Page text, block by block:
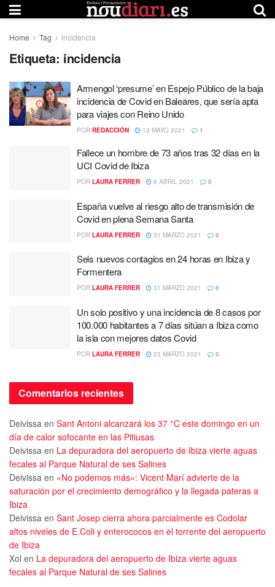
Home Tag incidencia
Etiqueta: incidencia
Armengol ‘presume’ en Espejo Público de la baja
incidencia de Covid en Baleares, que sería apta
para viajes con Reino Unido
POR REDACCIÓN 13 MAYO 2021 1
Fallece un hombre de 73 años tras 32 días en la
UCI Covid de Ibiza
POR LAURA FERRER 6 ABRIL 2021 0
España vuelve al riesgo alto de transmisión de
Covid en plena Semana Santa
POR LAURA FERRER 31 MARZO 2021 0
Seis nuevos contagios en 24 horas en Ibiza y
Formentera
POR LAURA FERRER 31 MARZO 2021 0
Un solo positivo y una incidencia de 8 casos por
100.000 habitantes a 7 días sitúan a Ibiza como
la isla con mejores datos Covid
POR LAURA FERRER 23 MARZO 2021 0
Comentarios recientes
Deivissa en Sant Antoni alcanzará los 37 °C este domingo en un
día de calor sofocante en las Pitiusas
Deivissa en La depuradora del aeropuerto de Ibiza vierte aguas
fecales al Parque Natural de ses Salines
Deivissa en «No podemos más»: Vicent Marí advierte de la
saturación por el crecimiento demográfico y la llegada pateras a
Ibiza
Deivissa en Sant Josep cierra ahora parcialmente es Codolar
altos niveles de E.Coli y enterococos en el torrente del aeropuerto
de Ibiza
Xol en La depuradora del aeropuerto de Ibiza vierte aguas
fecales al Parque Natural de ses Salines